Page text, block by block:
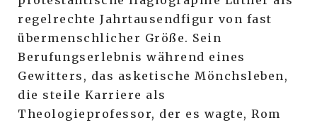
regelrechte Jahrtausendfigur von fast
übermenschlicher Größe. Sein
Berufungserlebnis während eines
Gewitters, das asketische Mönchsleben,
die steile Karriere als
Theologieprofessor, der es wagte, Rom